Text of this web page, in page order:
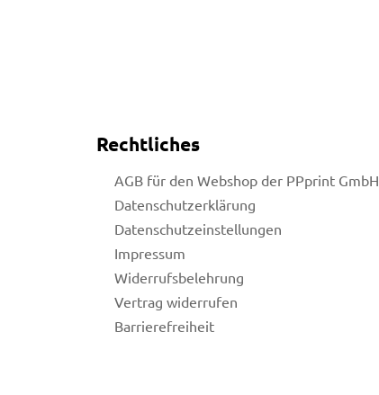
Rechtliches
AGB für den Webshop der PPprint GmbH
Datenschutzerklärung
Datenschutzeinstellungen
Impressum
Widerrufsbelehrung
Vertrag widerrufen
Barrierefreiheit